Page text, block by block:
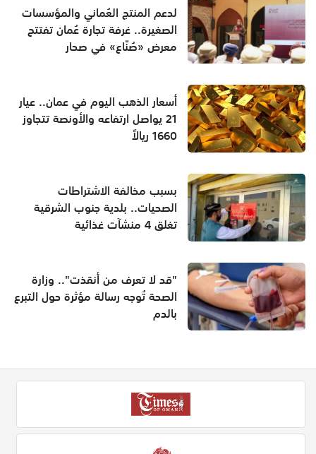
لدعم المنتج العُماني والمؤسسات
الصغيرة.. غرفة تجارة عُمان تفتتح
معرض «صُنّاع» في صحار
أسعار الذهب اليوم في عمان.. عيار
21 يواصل ارتفاعه والأونصة تتجاوز
1660 ريالاً
بسبب مخالفة الاشتراطات
الصحيات.. بلدية جنوب الشرقية
تغلق 4 منشآت غذائية
"قد لا تعرف من أنقذت".. وزارة
الصحة تُوجه رسالة مؤثرة حول التبرع
بالدم